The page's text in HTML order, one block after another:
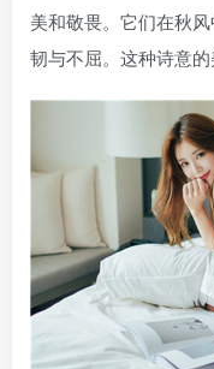
美和敬畏。它们在秋
韧与不屈。这种诗意的